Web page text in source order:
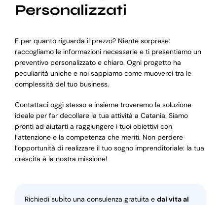
Personalizzati
E per quanto riguarda il prezzo? Niente sorprese:
raccogliamo le informazioni necessarie e ti presentiamo un
preventivo personalizzato e chiaro. Ogni progetto ha
peculiarità uniche e noi sappiamo come muoverci tra le
complessità del tuo business.
Contattaci oggi stesso e insieme troveremo la soluzione
ideale per far decollare la tua attività a Catania. Siamo
pronti ad aiutarti a raggiungere i tuoi obiettivi con
l’attenzione e la competenza che meriti. Non perdere
l’opportunità di realizzare il tuo sogno imprenditoriale: la tua
crescita è la nostra missione!
Richiedi subito una consulenza gratuita e dai vita al